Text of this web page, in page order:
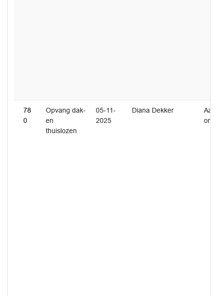
78
0
Opvang dak-
en
thuislozen
05-11-
2025
Diana Dekker